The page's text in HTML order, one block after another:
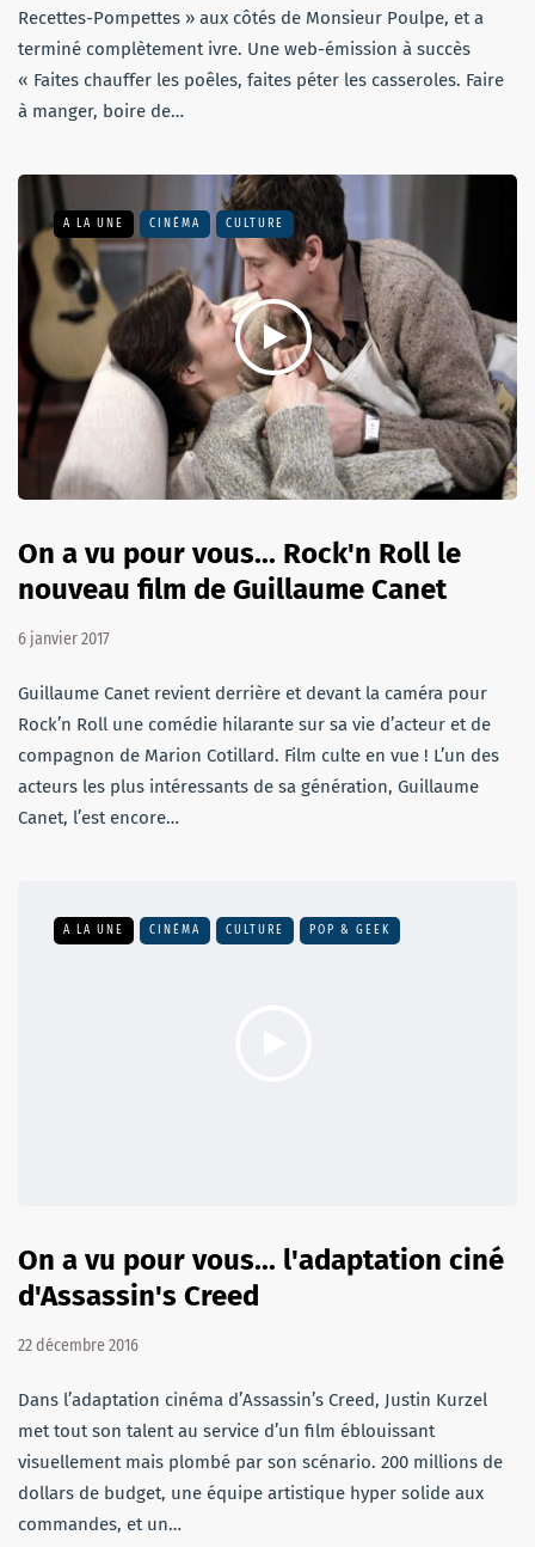
Recettes-Pompettes » aux côtés de Monsieur Poulpe, et a
terminé complètement ivre. Une web-émission à succès
« Faites chauffer les poêles, faites péter les casseroles. Faire
à manger, boire de…
A LA UNE CINÉMA CULTURE
On a vu pour vous... Rock'n Roll le
nouveau film de Guillaume Canet
6 janvier 2017
Guillaume Canet revient derrière et devant la caméra pour
Rock’n Roll une comédie hilarante sur sa vie d’acteur et de
compagnon de Marion Cotillard. Film culte en vue ! L’un des
acteurs les plus intéressants de sa génération, Guillaume
Canet, l’est encore…
A LA UNE CINÉMA CULTURE POP & GEEK
On a vu pour vous... l'adaptation ciné
d'Assassin's Creed
22 décembre 2016
Dans l’adaptation cinéma d’Assassin’s Creed, Justin Kurzel
met tout son talent au service d’un film éblouissant
visuellement mais plombé par son scénario. 200 millions de
dollars de budget, une équipe artistique hyper solide aux
commandes, et un…